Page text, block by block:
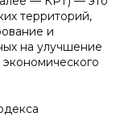
территорий,
и
на улучшение